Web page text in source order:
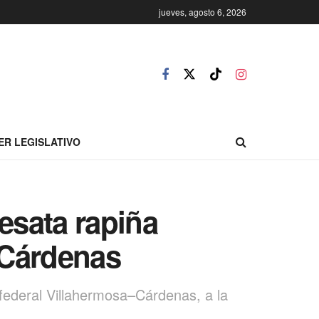
jueves, agosto 6, 2026
LEGISLATIVO
rapiña
Villahermosa–Cárdenas, a la